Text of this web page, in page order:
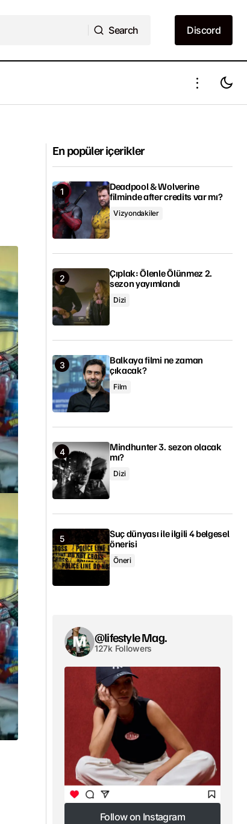
Search
Discord
Discord
En popüler içerikler
Deadpool & Wolverine
filminde after credits var mı?
Vizyondakiler
Çıplak: Ölenle Ölünmez 2.
sezon yayımlandı
Dizi
Balkaya filmi ne zaman
çıkacak?
Film
Mindhunter 3. sezon olacak
mı?
Dizi
Suç dünyası ile ilgili 4 belgesel
önerisi
Öneri
@lifestyle Mag.
127k Followers
Follow on Instagram